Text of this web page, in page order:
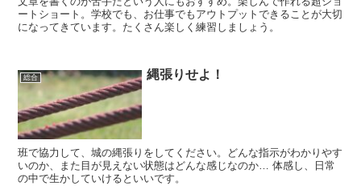
ートショート。学校でも、お仕事でもアウトプットできることが大切
になってきています。たくさん楽しく練習しましょう。
総合 縄張りせよ！
班で協力して、城の縄張りをしてください。どんな指示がわかりやす
いのか、また目が見えない状態はどんな感じなのか… 体感し、日常
の中で生かしていけるといいです。